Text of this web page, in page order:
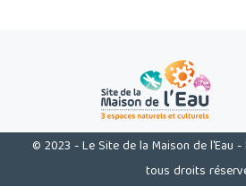
© 2023 - Le Site de la Maison de l'Eau
tous droits